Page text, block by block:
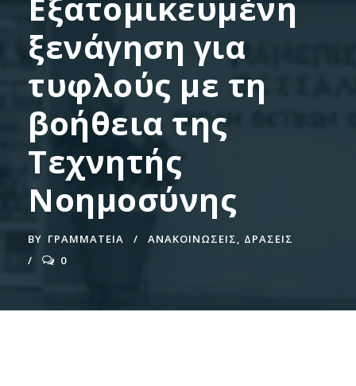
ξενάγηση για
τυφλούς με τη
βοήθεια της
Τεχνητής
Νοημοσύνης
BY ΓΡΑΜΜΑΤΕΊΑ ΑΝΑΚΟΙΝΩΣΕΙΣ, ΔΡΑΣΕΙΣ
0